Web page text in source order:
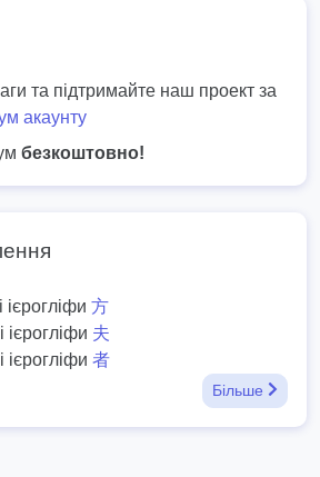
та підтримайте наш проект за
акаунту
безкоштовно!
ієрогліфи 方
ієрогліфи 夫
ієрогліфи 者
Більше